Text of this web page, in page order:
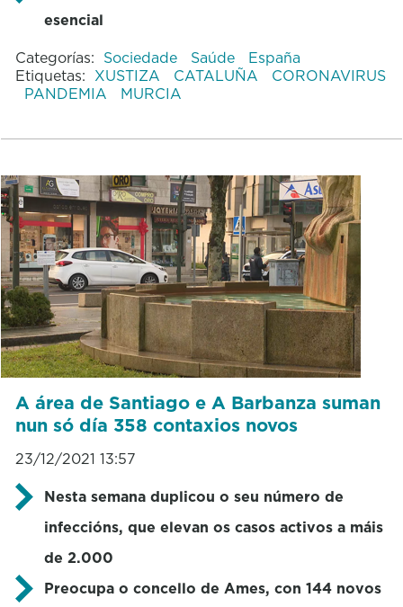
esencial
Categorías: Sociedade Saúde
España
Etiquetas: XUSTIZA CATALUÑA
CORONAVIRUS
PANDEMIA
MURCIA
A área de Santiago e A Barbanza suman
nun só día 358 contaxios novos
23/12/2021 13:57
Nesta semana duplicou o seu número de
infeccións, que elevan os casos activos a máis
de 2.000
Preocupa o concello de Ames, con 144 novos